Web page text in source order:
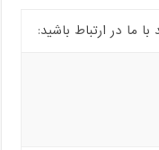
ما در ارتباط باشید: